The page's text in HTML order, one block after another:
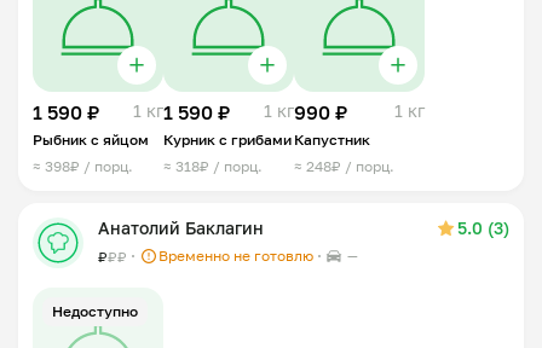
1 590 ₽ 1 кг
Рыбник с яйцом
≈ 398₽ / порц.
1 590 ₽ 1 кг
Курник с грибами
≈ 318₽ / порц.
990 ₽ 1 кг
Капустник
≈ 248₽ / порц.
Анатолий Баклагин 5.0 (3)
₽₽₽ Временно не готовлю —
Недоступно